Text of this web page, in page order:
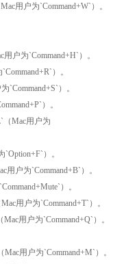
用户为`Command+W`）。
户为`Command+H`）。
）。
`Command+S`）。
）。
（Mac用户为
）。
户为`Command+B`）。
）。
用户为`Command+T`）。
用户为`Command+Q`）。
用户为`Command+M`）。